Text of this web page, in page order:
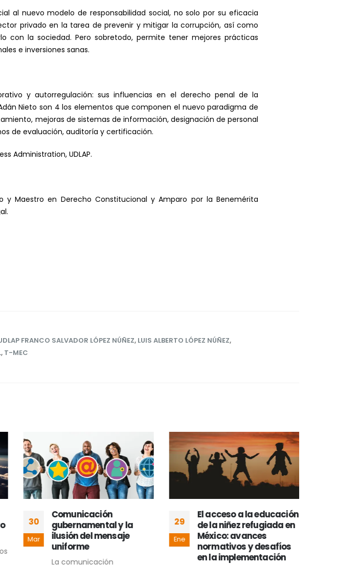
al nuevo modelo de responsabilidad social, no solo por su eficacia
privado en la tarea de prevenir y mitigar la corrupción, así como
con la sociedad. Pero sobretodo, permite tener mejores prácticas
e inversiones sanas.
y autorregulación: sus influencias en el derecho penal de la
Nieto son 4 los elementos que componen el nuevo paradigma de
mejoras de sistemas de información, designación de personal
de evaluación, auditoría y certificación.
Administration, UDLAP.
y Maestro en Derecho Constitucional y Amparo por la Benemérita
FRANCO SALVADOR LÓPEZ NÚÑEZ, LUIS ALBERTO LÓPEZ NÚÑEZ,
, T-MEC
30
Mar
Comunicación
gubernamental y la
ilusión del mensaje
uniforme
La comunicación
29
Ene
El acceso a la educación
de la niñez refugiada en
México: avances
normativos y desafíos
en la implementación